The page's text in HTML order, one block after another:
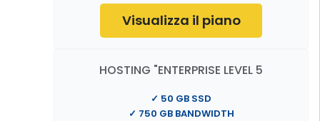
Visualizza il piano
HOSTING "ENTERPRISE LEVEL 5
✓ 50 GB SSD
✓ 750 GB BANDWIDTH